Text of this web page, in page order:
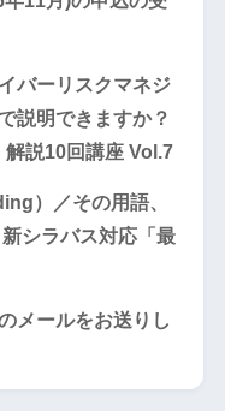
バーリスクマネジ
説明できますか？
説10回講座 Vol.7
）／その用語、
シラバス対応「最
メールをお送りし